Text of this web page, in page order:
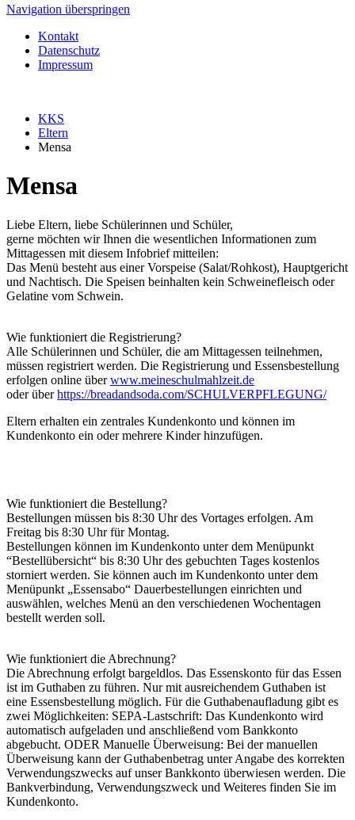
Navigation überspringen
Kontakt
Datenschutz
Impressum
KKS
Eltern
Mensa
Mensa
Liebe Eltern, liebe Schülerinnen und Schüler,
gerne möchten wir Ihnen die wesentlichen Informationen zum
Mittagessen mit diesem Infobrief mitteilen:
Das Menü besteht aus einer Vorspeise (Salat/Rohkost), Hauptgericht
und Nachtisch. Die Speisen beinhalten kein Schweinefleisch oder
Gelatine vom Schwein.
Wie funktioniert die Registrierung?
Alle Schülerinnen und Schüler, die am Mittagessen teilnehmen,
müssen registriert werden. Die Registrierung und Essensbestellung
erfolgen online überwww.meineschulmahlzeit.de
oder überhttps://breadandsoda.com/SCHULVERPFLEGUNG/
Eltern erhalten ein zentrales Kundenkonto und können im
Kundenkonto ein oder mehrere Kinder hinzufügen.
Wie funktioniert die Bestellung?
Bestellungen müssen bis 8:30 Uhr des Vortages erfolgen. Am
Freitag bis 8:30 Uhr für Montag.
Bestellungen können im Kundenkonto unter dem Menüpunkt
“Bestellübersicht“ bis 8:30 Uhr des gebuchten Tages kostenlos
storniert werden. Sie können auch im Kundenkonto unter dem
Menüpunkt „Essensabo“ Dauerbestellungen einrichten und
auswählen, welches Menü an den verschiedenen Wochentagen
bestellt werden soll.
Wie funktioniert die Abrechnung?
Die Abrechnung erfolgt bargeldlos. Das Essenskonto für das Essen
ist im Guthaben zu führen. Nur mit ausreichendem Guthaben ist
eine Essensbestellung möglich. Für die Guthabenaufladung gibt es
zwei Möglichkeiten: SEPA-Lastschrift: Das Kundenkonto wird
automatisch aufgeladen und anschließend vom Bankkonto
abgebucht. ODER Manuelle Überweisung: Bei der manuellen
Überweisung kann der Guthabenbetrag unter Angabe des korrekten
Verwendungszwecks auf unser Bankkonto überwiesen werden. Die
Bankverbindung, Verwendungszweck und Weiteres finden Sie im
Kundenkonto.